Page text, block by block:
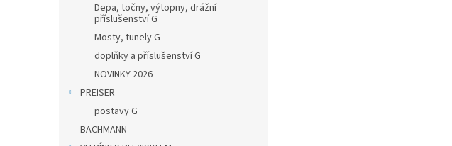
Depa, točny, výtopny, drážní
příslušenství G
Mosty, tunely G
doplňky a příslušenství G
NOVINKY 2026
PREISER
postavy G
BACHMANN